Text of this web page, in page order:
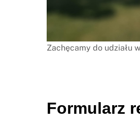
Zachęcamy do udziału
Formularz